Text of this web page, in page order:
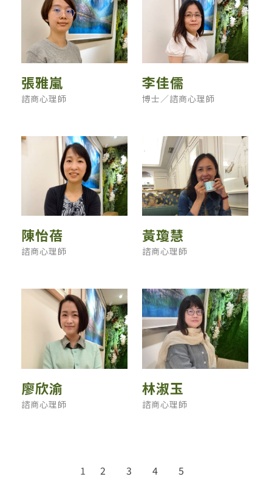
張雅嵐
諮商心理師
李佳儒
博士／諮商心理師
陳怡蓓
諮商心理師
黃瓊慧
諮商心理師
廖欣渝
諮商心理師
林淑玉
諮商心理師
1 2 3 4 5